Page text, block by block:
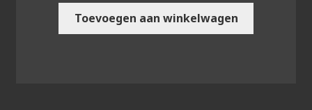
Toevoegen aan winkelwagen